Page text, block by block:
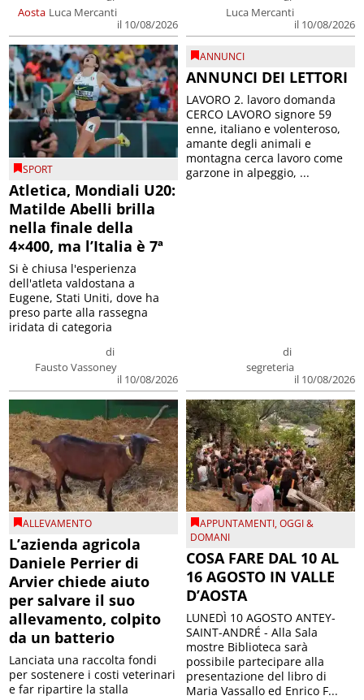
Aosta Luca Mercanti
il 10/08/2026
Luca Mercanti
il 10/08/2026
SPORT
Atletica, Mondiali U20:
Matilde Abelli brilla
nella finale della
4×400, ma l’Italia è 7ª
di
Fausto Vassoney
il 10/08/2026
Si è chiusa l'esperienza
dell'atleta valdostana a
Eugene, Stati Uniti, dove ha
preso parte alla rassegna
iridata di categoria
ANNUNCI
ANNUNCI DEI LETTORI
di
segreteria
il 10/08/2026
LAVORO 2. lavoro domanda
CERCO LAVORO signore 59
enne, italiano e volenteroso,
amante degli animali e
montagna cerca lavoro come
garzone in alpeggio, ...
ALLEVAMENTO
L’azienda agricola
Daniele Perrier di
Arvier chiede aiuto
per salvare il suo
allevamento, colpito
da un batterio
Lanciata una raccolta fondi
per sostenere i costi veterinari
e far ripartire la stalla
APPUNTAMENTI,OGGI &
DOMANI
COSA FARE DAL 10 AL
16 AGOSTO IN VALLE
D’AOSTA
LUNEDÌ 10 AGOSTO ANTEY-
SAINT-ANDRÉ - Alla Sala
mostre Biblioteca sarà
possibile partecipare alla
presentazione del libro di
Maria Vassallo ed Enrico F...